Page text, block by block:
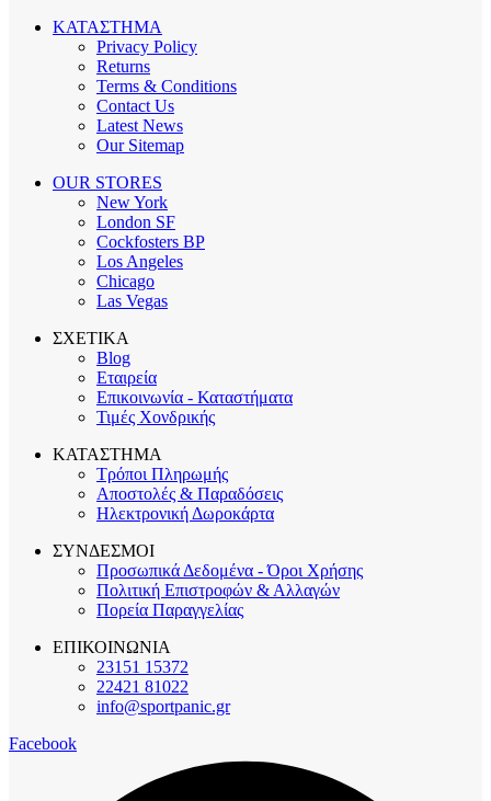
ΚΑΤΑΣΤΗΜΑ
Privacy Policy
Returns
Terms & Conditions
Contact Us
Latest News
Our Sitemap
OUR STORES
New York
London SF
Cockfosters BP
Los Angeles
Chicago
Las Vegas
ΣΧΕΤΙΚΑ
Blog
Εταιρεία
Επικοινωνία - Καταστήματα
Τιμές Χονδρικής
ΚΑΤΑΣΤΗΜΑ
Τρόποι Πληρωμής
Αποστολές & Παραδόσεις
Ηλεκτρονική Δωροκάρτα
ΣΥΝΔΕΣΜΟΙ
Προσωπικά Δεδομένα - Όροι Χρήσης
Πολιτική Επιστροφών & Αλλαγών
Πορεία Παραγγελίας
ΕΠΙΚΟΙΝΩΝΙΑ
23151 15372
22421 81022
info@sportpanic.gr
Facebook